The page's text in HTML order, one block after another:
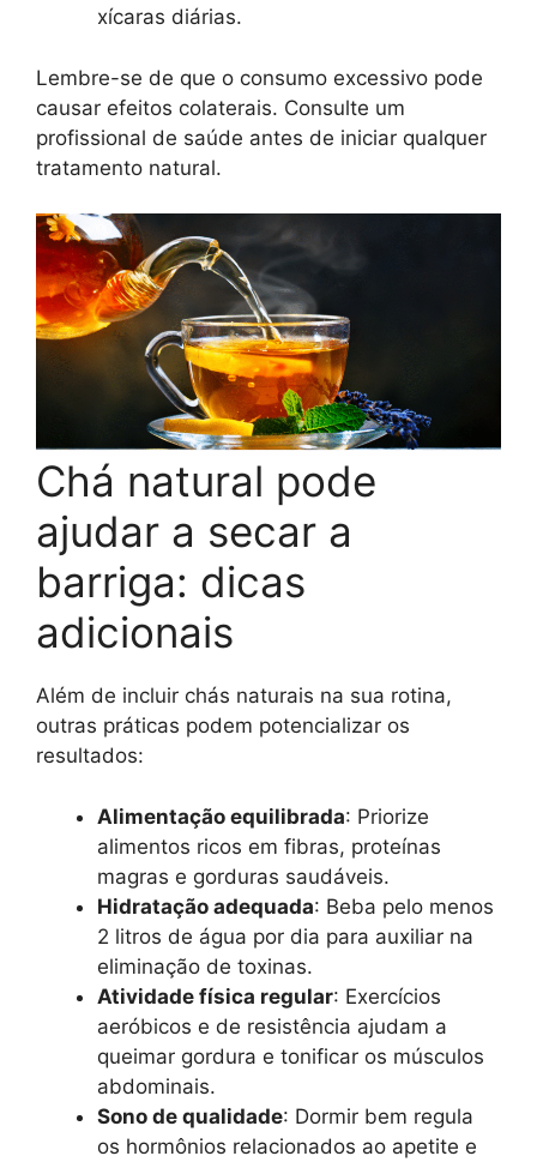
xícaras diárias.
Lembre-se de que o consumo excessivo pode
causar efeitos colaterais. Consulte um
profissional de saúde antes de iniciar qualquer
tratamento natural.
Chá natural pode
ajudar a secar a
barriga: dicas
adicionais
Além de incluir chás naturais na sua rotina,
outras práticas podem potencializar os
resultados:
Alimentação equilibrada: Priorize
alimentos ricos em fibras, proteínas
magras e gorduras saudáveis.
Hidratação adequada: Beba pelo menos
2 litros de água por dia para auxiliar na
eliminação de toxinas.
Atividade física regular: Exercícios
aeróbicos e de resistência ajudam a
queimar gordura e tonificar os músculos
abdominais.
Sono de qualidade: Dormir bem regula
os hormônios relacionados ao apetite e